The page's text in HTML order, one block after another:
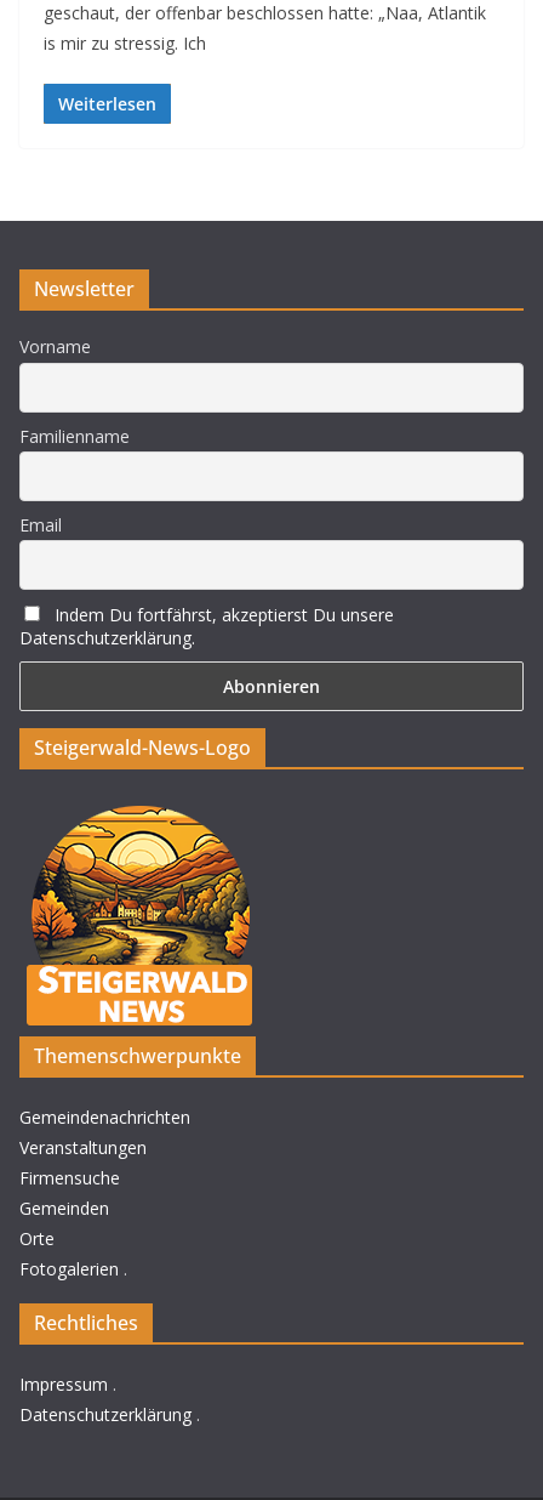
geschaut, der offenbar beschlossen hatte: „Naa, Atlantik
is mir zu stressig. Ich
Weiterlesen
Newsletter
Vorname
Familienname
Email
Indem Du fortfährst, akzeptierst Du unsere
Datenschutzerklärung.
Steigerwald-News-Logo
Themenschwerpunkte
Gemeindenachrichten
Veranstaltungen
Firmensuche
Gemeinden
Orte
Fotogalerien .
Rechtliches
Impressum .
Datenschutzerklärung .